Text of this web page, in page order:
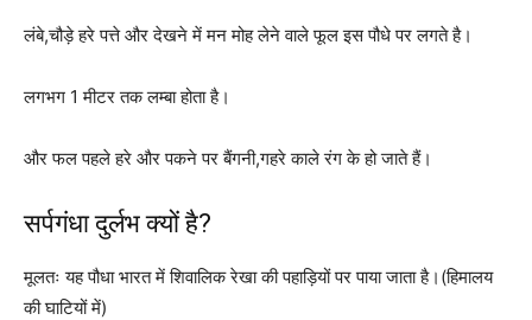
लंबे,चौड़े हरे पत्ते और देखने में मन मोह लेने वाले फूल इस पौधे पर लगते है।
लगभग 1 मीटर तक लम्बा होता है।
और फल पहले हरे और पकने पर बैंगनी,गहरे काले रंग के हो जाते हैं।
सर्पगंधा दुर्लभ क्यों है?
मूलतः यह पौधा भारत में शिवालिक रेखा की पहाड़ियों पर पाया जाता है।(हिमालय
की घाटियों में)